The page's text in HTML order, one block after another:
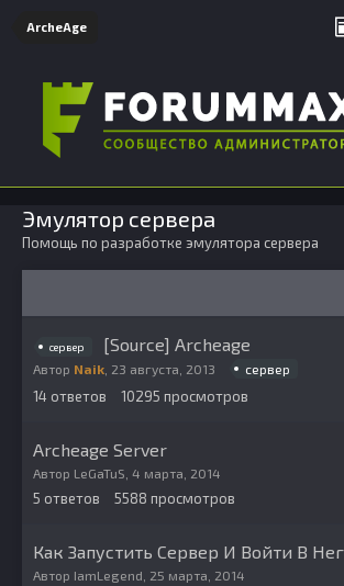
ArcheAge
Эмулятор сервера
Помощь по разработке эмулятора сервера
сервер [Source] Archeage
Автор Naik 23 августа, 2013 сервер
14 ответов 10295 просмотров
Archeage Server
Автор LeGaTuS 4 марта, 2014
5 ответов 5588 просмотров
Как Запустить Сервер И Войти В
Автор IamLegend 25 марта, 2014